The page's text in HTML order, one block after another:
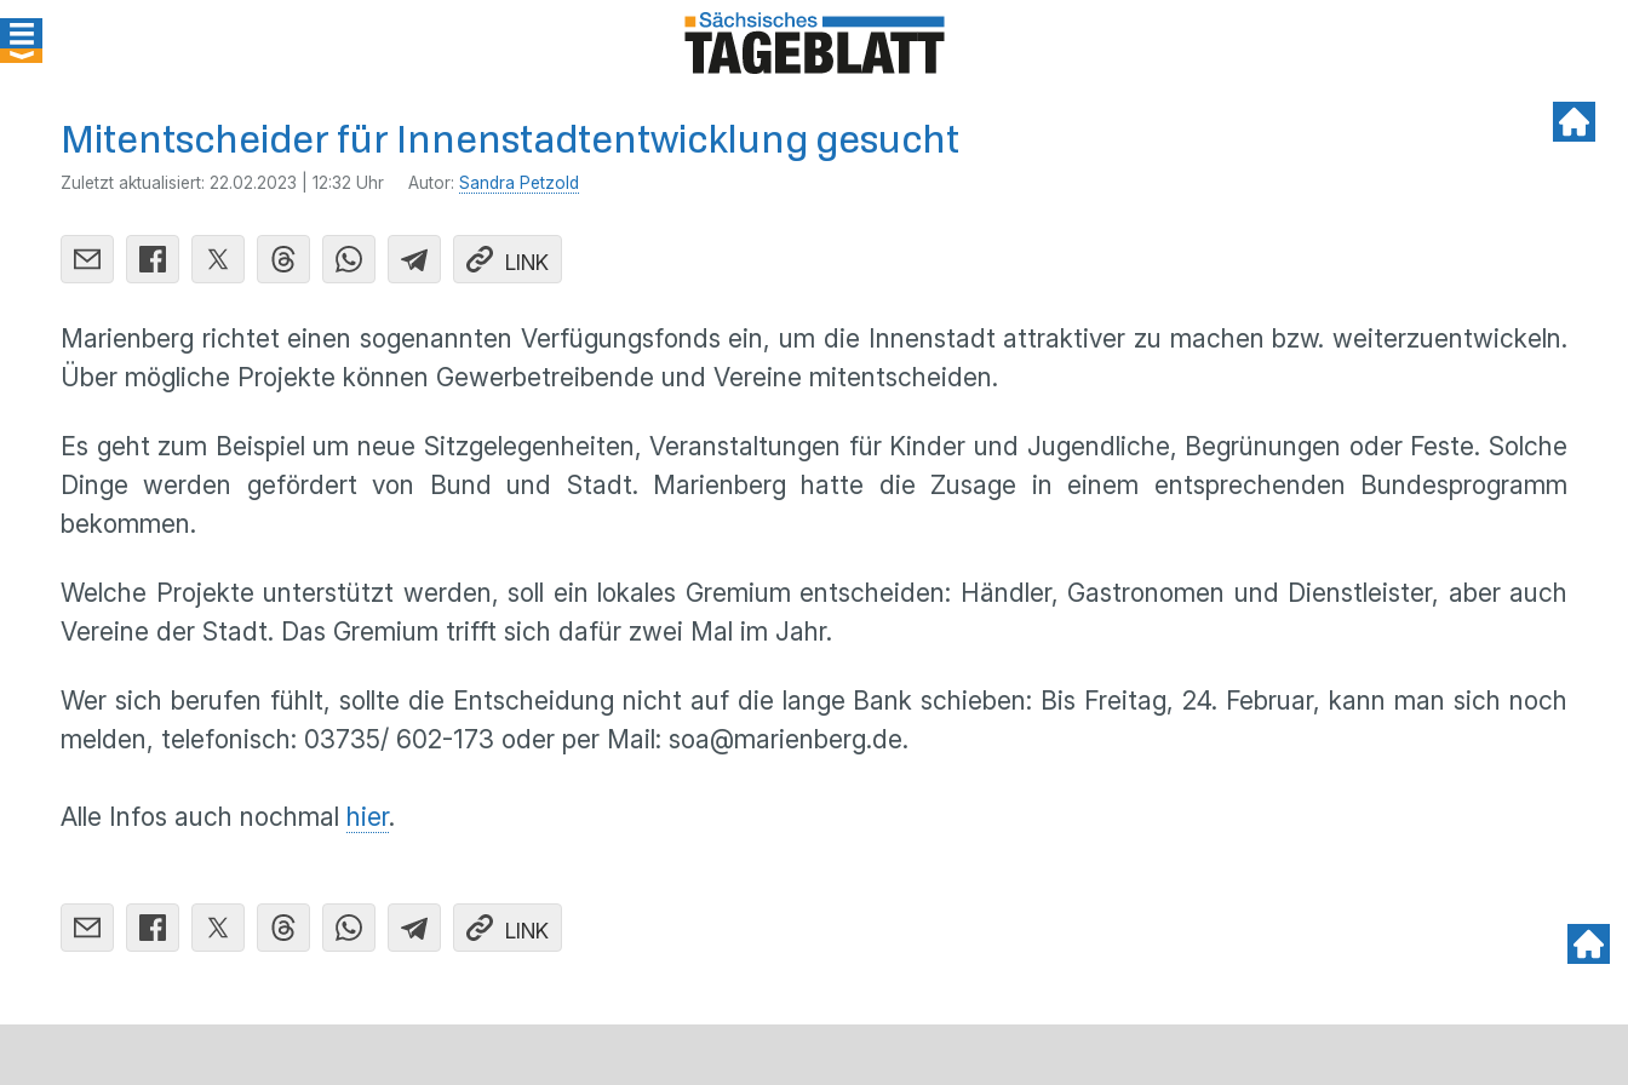
Mitentscheider für Innenstadtentwicklung gesucht
Zuletzt aktualisiert: 22.02.2023 | 12:32 Uhr Autor: Sandra Petzold
LINK
Marienberg richtet einen sogenannten Verfügungsfonds ein, um die Innenstadt attraktiver zu machen bzw. weiterzuentwickeln.
Über mögliche Projekte können Gewerbetreibende und Vereine mitentscheiden.
Es geht zum Beispiel um neue Sitzgelegenheiten, Veranstaltungen für Kinder und Jugendliche, Begrünungen oder Feste. Solche
Dinge werden gefördert von Bund und Stadt. Marienberg hatte die Zusage in einem entsprechenden Bundesprogramm
bekommen.
Welche Projekte unterstützt werden, soll ein lokales Gremium entscheiden: Händler, Gastronomen und Dienstleister, aber auch
Vereine der Stadt. Das Gremium trifft sich dafür zwei Mal im Jahr.
Wer sich berufen fühlt, sollte die Entscheidung nicht auf die lange Bank schieben: Bis Freitag, 24. Februar, kann man sich noch
melden, telefonisch: 03735/ 602-173 oder per Mail: soa@marienberg.de.
Alle Infos auch nochmal hier.
LINK